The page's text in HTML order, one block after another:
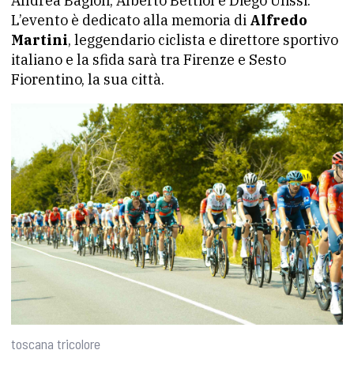
L’evento è dedicato alla memoria di Alfredo
Martini, leggendario ciclista e direttore sportivo
italiano e la sfida sarà tra Firenze e Sesto
Fiorentino, la sua città.
toscana tricolore